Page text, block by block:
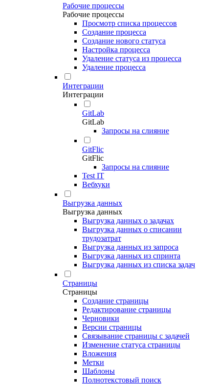
Рабочие процессы
Рабочие процессы
Просмотр списка процессов
Создание процесса
Создание нового статуса
Настройка процесса
Удаление статуса из процесса
Удаление процесса
Интеграции
Интеграции
GitLab
GitLab
Запросы на слияние
GitFlic
GitFlic
Запросы на слияние
Test IT
Вебхуки
Выгрузка данных
Выгрузка данных
Выгрузка данных о задачах
Выгрузка данных о списании
трудозатрат
Выгрузка данных из запроса
Выгрузка данных из спринта
Выгрузка данных из списка задач
Страницы
Страницы
Создание страницы
Редактирование страницы
Черновики
Версии страницы
Связывание страницы с задачей
Изменение статуса страницы
Вложения
Метки
Шаблоны
Полнотекстовый поиск